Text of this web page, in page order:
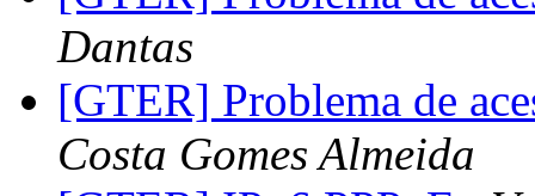
Dantas
[GTER] Problema de
Costa Gomes Almeida